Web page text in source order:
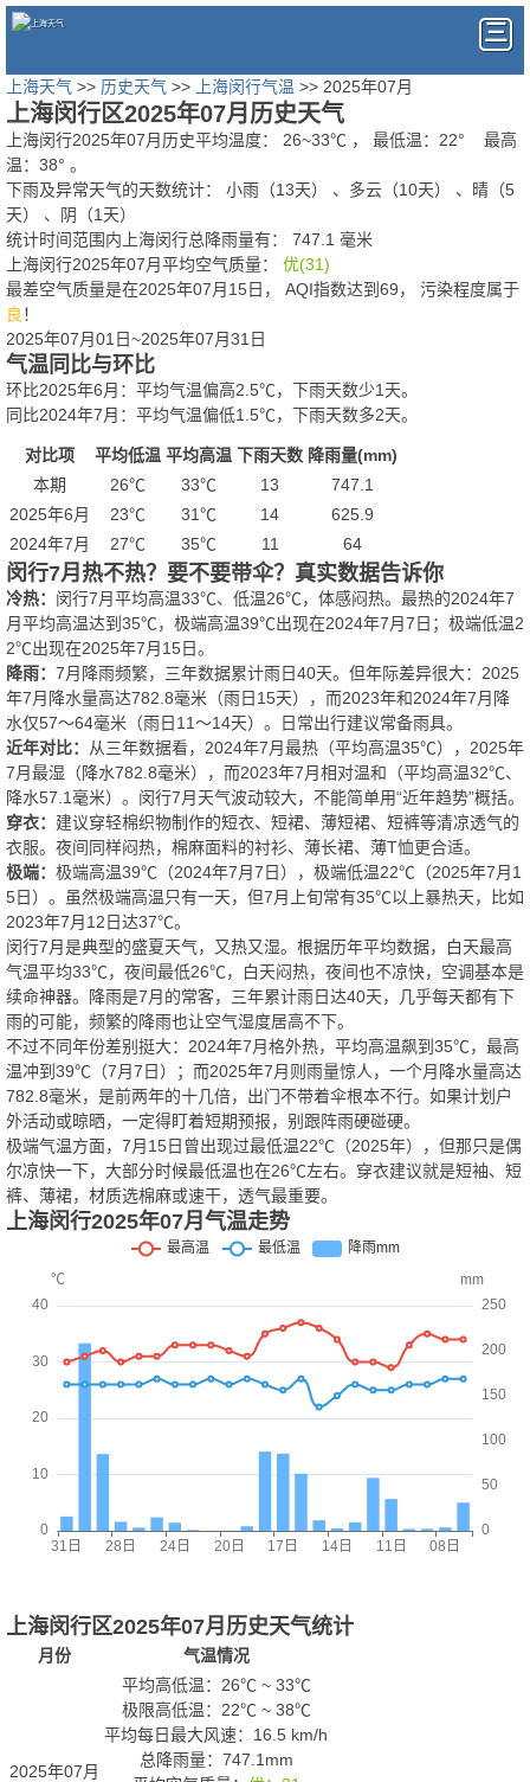
上海天气 >> 历史天气 >> 上海闵行气温 >> 2025年07月
上海闵行区2025年07月历史天气
上海闵行2025年07月历史平均温度： 26~33℃ ， 最低温： 22° 最高
温： 38° 。
下雨及异常天气的天数统计： 小雨（13天） 、多云（10天） 、晴（5
天） 、阴（1天）
统计时间范围内上海闵行总降雨量有： 747.1 毫米
上海闵行2025年07月平均空气质量： 优(31)
最差空气质量是在2025年07月15日， AQI指数达到69， 污染程度属于
良！
2025年07月01日~2025年07月31日
气温同比与环比
环比2025年6月：平均气温偏高2.5℃，下雨天数少1天。
同比2024年7月：平均气温偏低1.5℃，下雨天数多2天。
对比项 平均低温 平均高温 下雨天数 降雨量(mm)
本期
26℃ 33℃ 13
747.1
2025年6月
23℃ 31℃ 14
625.9
2024年7月
27℃ 35℃ 11 64
闵行7月热不热？要不要带伞？真实数据告诉你
冷热： 闵行7月平均高温33℃、低温26℃，体感闷热。最热的2024年7
月平均高温达到35℃，极端高温39℃出现在2024年7月7日；极端低温2
2℃出现在2025年7月15日。
降雨： 7月降雨频繁，三年数据累计雨日40天。但年际差异很大：2025
年7月降水量高达782.8毫米（雨日15天），而2023年和2024年7月降
水仅57～64毫米（雨日11～14天）。日常出行建议常备雨具。
近年对比：
从三年数据看，2024年7月最热（平均高温35℃），2025年
7月最湿（降水782.8毫米），而2023年7月相对温和（平均高温32℃、
降水57.1毫米）。闵行7月天气波动较大，不能简单用“近年趋势”概括。
穿衣： 建议穿轻棉织物制作的短衣、短裙、薄短裙、短裤等清凉透气的
衣服。夜间同样闷热，棉麻面料的衬衫、薄长裙、薄T恤更合适。
极端： 极端高温39℃（2024年7月7日），极端低温22℃（2025年7月1
5日）。虽然极端高温只有一天，但7月上旬常有35℃以上暴热天，比如
2023年7月12日达37℃。
闵行7月是典型的盛夏天气，又热又湿。根据历年平均数据，白天最高
气温平均33℃，夜间最低26℃，白天闷热，夜间也不凉快，空调基本是
续命神器。降雨是7月的常客，三年累计雨日达40天，几乎每天都有下
雨的可能，频繁的降雨也让空气湿度居高不下。
不过不同年份差别挺大：2024年7月格外热，平均高温飙到35℃，最高
温冲到39℃（7月7日）；而2025年7月则雨量惊人，一个月降水量高达
782.8毫米，是前两年的十几倍，出门不带着伞根本不行。如果计划户
外活动或晾晒，一定得盯着短期预报，别跟阵雨硬碰硬。
极端气温方面，7月15日曾出现过最低温22℃（2025年），但那只是偶
尔凉快一下，大部分时候最低温也在26℃左右。穿衣建议就是短袖、短
裤、薄裙，材质选棉麻或速干，透气最重要。
上海闵行2025年07月气温走势
上海闵行区2025年07月历史天气统计
月份 气温情况
2025年07月
平均高低温： 26℃ ~ 33℃
极限高低温： 22℃ ~ 38℃
平均每日最大风速：16.5 km/h
总降雨量：747.1mm